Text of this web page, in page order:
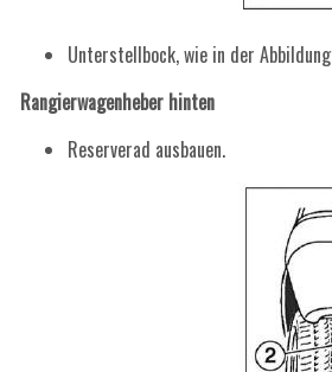
Unterstellbock, wie in der
Rangierwagenheber hinten
Reserverad ausbauen.